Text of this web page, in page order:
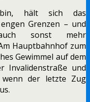
hält sich das
Grenzen – und
sonst mehr
Hauptbahnhof zum
Gewimmel auf dem
Invalidenstraße und
wenn der letzte Zug